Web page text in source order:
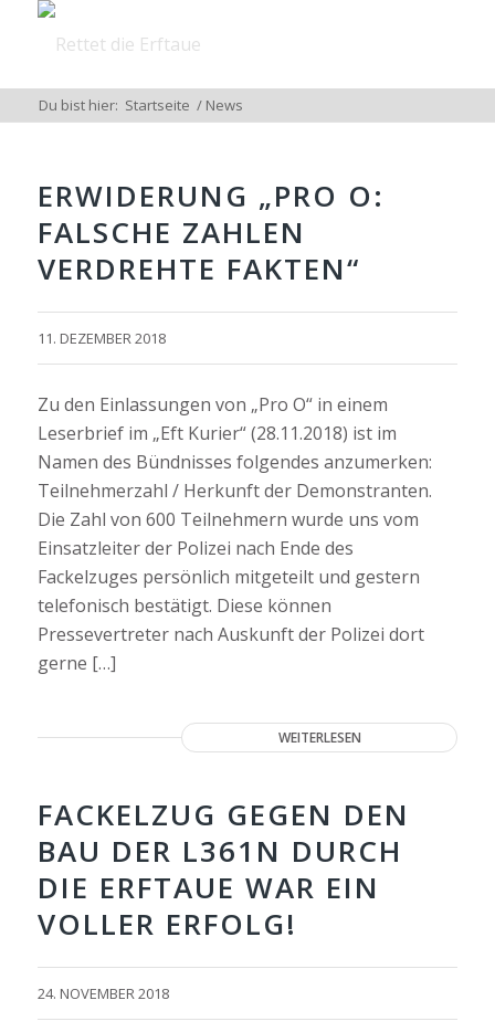
Du bist hier: Startseite / News
ERWIDERUNG „PRO O:
FALSCHE ZAHLEN
VERDREHTE FAKTEN“
11. DEZEMBER 2018
Zu den Einlassungen von „Pro O“ in einem
Leserbrief im „Eft Kurier“ (28.11.2018) ist im
Namen des Bündnisses folgendes anzumerken:
Teilnehmerzahl / Herkunft der Demonstranten.
Die Zahl von 600 Teilnehmern wurde uns vom
Einsatzleiter der Polizei nach Ende des
Fackelzuges persönlich mitgeteilt und gestern
telefonisch bestätigt. Diese können
Pressevertreter nach Auskunft der Polizei dort
gerne […]
WEITERLESEN
FACKELZUG GEGEN DEN
BAU DER L361N DURCH
DIE ERFTAUE WAR EIN
VOLLER ERFOLG!
24. NOVEMBER 2018